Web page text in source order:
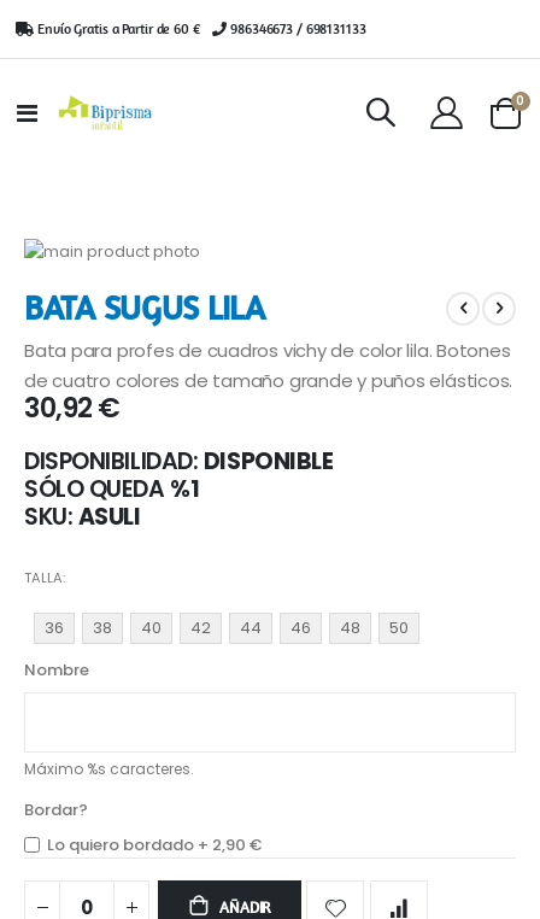
Envío Gratis a Partir de 60 € | 986346673 / 698131133
Toggle
Cart
0
Saltar
final
de
la
galería
de
imágenes
al
comienzo
de
la
galería
imágenes
BATA SUGUS LILA
Bata para profes de cuadros vichy de color lila. Botones
de cuatro colores de tamaño grande y puños elásticos.
30,92 €
DISPONIBILIDAD: DISPONIBLE
SÓLO QUEDA %1
SKU ASULI
TALLA
36 38 40 42 44 46 48
50
Nombre
Máximo %s caracteres.
Bordar?
Lo quiero bordado + 2,90 €
AÑADIR